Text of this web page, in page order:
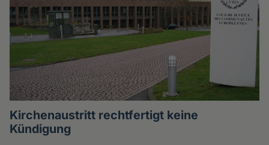
Kirchenaustritt rechtfertigt keine
Kündigung